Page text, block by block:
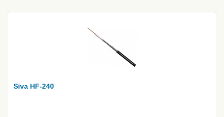
Siva HF-240